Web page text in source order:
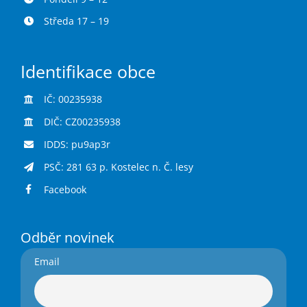
Středa 17 – 19
Identifikace obce
IČ: 00235938
DIČ: CZ00235938
IDDS: pu9ap3r
PSČ: 281 63 p. Kostelec n. Č. lesy
Facebook
Odběr novinek
Email